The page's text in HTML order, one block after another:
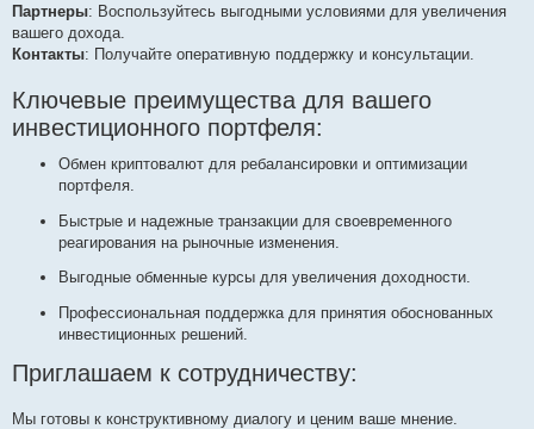
Партнеры: Воспользуйтесь выгодными условиями для увеличения
вашего дохода.
Контакты: Получайте оперативную поддержку и консультации.
Ключевые преимущества для вашего
инвестиционного портфеля:
Обмен криптовалют для ребалансировки и оптимизации
портфеля.
Быстрые и надежные транзакции для своевременного
реагирования на рыночные изменения.
Выгодные обменные курсы для увеличения доходности.
Профессиональная поддержка для принятия обоснованных
инвестиционных решений.
Приглашаем к сотрудничеству:
Мы готовы к конструктивному диалогу и ценим ваше мнение.